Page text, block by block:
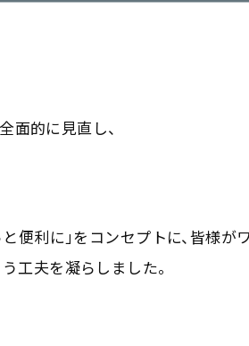
面的に見直し、
便利に」をコンセプトに、皆様が
工夫を凝らしました。